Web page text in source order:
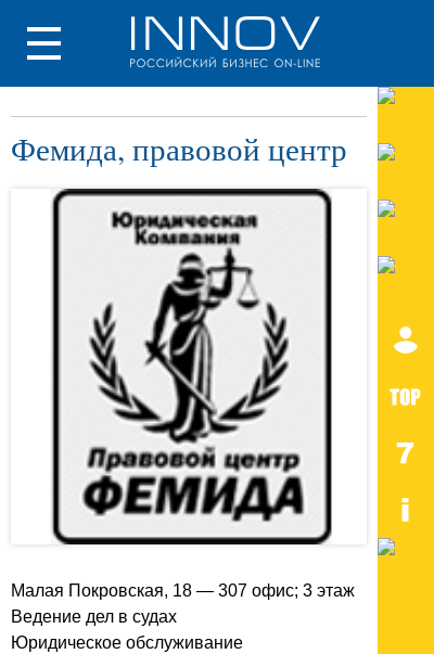
Фемида, правовой центр
Малая Покровская, 18 — 307 офис; 3 этаж
Ведение дел в судах
Юридическое обслуживание